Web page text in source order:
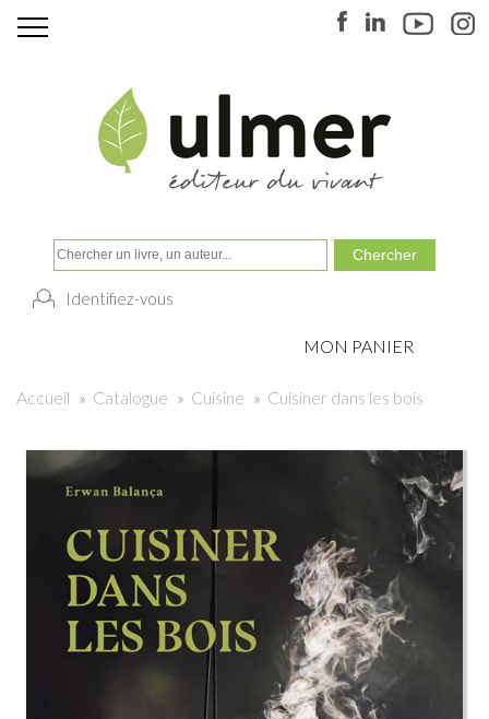
Identifiez-vous
MON PANIER
Accueil » Catalogue » Cuisine » Cuisiner dans les bois